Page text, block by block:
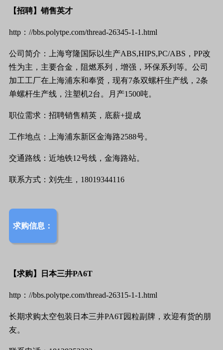
【招聘】销售英才
http ： //bbs.polytpe.com/thread-26345-1-1.html
公司简介：上海穹隆国际以生产ABS,HIPS,PC/ABS ， PP改
性为主，主要合金，阻燃系列，增强，环保系列等。公司
加工工厂在上海浦东和奉贤，现有7条双螺杆生产线， 2条
单螺杆生产线，注塑机2台。月产1500吨。
职位需求：招聘销售精英，底薪+提成
工作地点：上海浦东新区金海路2588号。
交通路线：近地铁12号线，金海路站。
联系方式：刘先生， 18019344116
求购信息：
【求购】日本三井PA6T
http ： //bbs.polytpe.com/thread-26315-1-1.html
长期求购太空包装日本三井PA6T园粒副牌，欢迎有货的朋
友。